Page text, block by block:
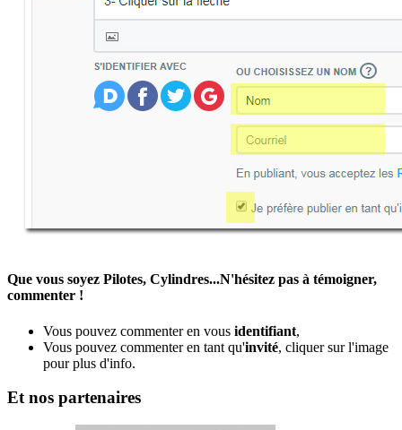
Que vous soyez Pilotes, Cylindres...N'hésitez pas à témoigner,
commenter !
Vous pouvez commenter en vous identifiant,
Vous pouvez commenter en tant qu'invité, cliquer sur l'image
pour plus d'info.
Et nos partenaires